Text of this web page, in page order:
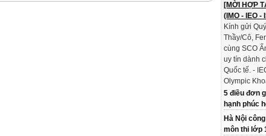
[MỜI HỢP
(IMO - IEO -
Kính gửi
Thầy/Cô,
cùng SCO
uy tín dành
Quốc tế. -
Olympic
5 điều đơn
hạnh phúc
Hà Nội
môn thi lớp